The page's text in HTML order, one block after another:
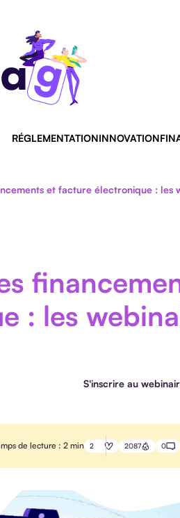
RÉGLEMENTATIONINNOVATION
et facture électronique : les
: les
S'inscrire au
de lecture : 2 min 2 2087 0